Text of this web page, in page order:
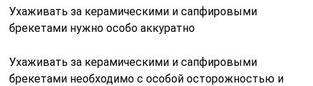
Ухаживать за керамическими и сапфировыми
брекетами нужно особо аккуратно
Ухаживать за керамическими и сапфировыми
брекетами необходимо с особой осторожностью и